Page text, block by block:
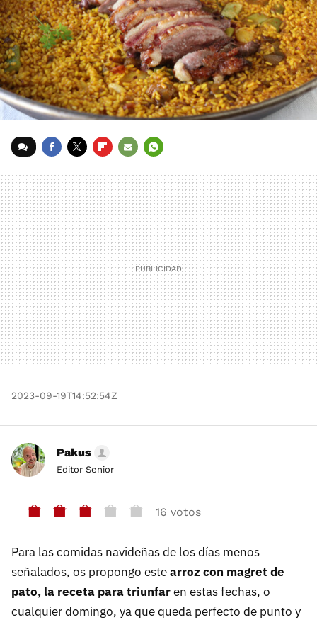
MAIL
2023-09-19T14:52:54Z
Pakus
Editor Senior
16 votos
Para las comidas navideñas de los días menos
señalados, os propongo estearroz con magret de
pato, la receta para triunfaren estas fechas, o
cualquier domingo, ya que queda perfecto de punto y